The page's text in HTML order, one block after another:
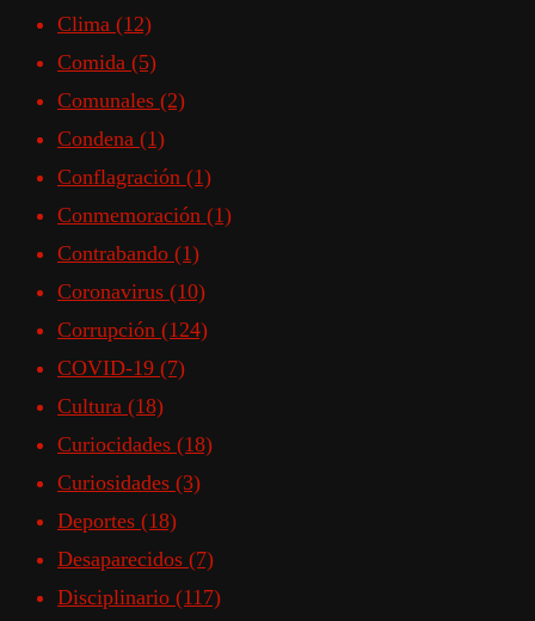
Clima (12)
Comida (5)
Comunales (2)
Condena (1)
Conflagración (1)
Conmemoración (1)
Contrabando (1)
Coronavirus (10)
Corrupción (124)
COVID-19 (7)
Cultura (18)
Curiocidades (18)
Curiosidades (3)
Deportes (18)
Desaparecidos (7)
Disciplinario (117)